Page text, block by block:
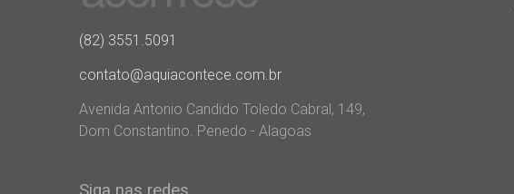
(82) 3551.5091
contato@aquiacontece.com.br
Avenida Antonio Candido Toledo Cabral, 149,
Dom Constantino. Penedo - Alagoas